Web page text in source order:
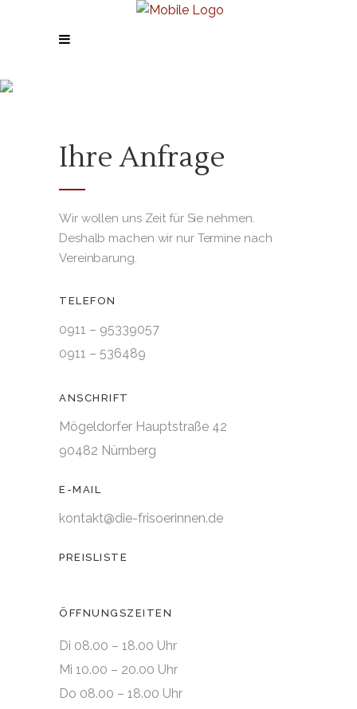
Ihre Anfrage
Wir wollen uns Zeit für Sie nehmen.
Deshalb machen wir nur Termine nach
Vereinbarung.
TELEFON
0911 – 95339057
0911 – 536489
ANSCHRIFT
Mögeldorfer Hauptstraße 42
90482 Nürnberg
E-MAIL
kontakt@die-frisoerinnen.de
PREISLISTE
ÖFFNUNGSZEITEN
Di 08.00 – 18.00 Uhr
Mi 10.00 – 20.00 Uhr
Do 08.00 – 18.00 Uhr